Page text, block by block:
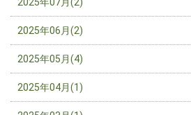
2025年06月(2)
2025年05月(4)
2025年04月(1)